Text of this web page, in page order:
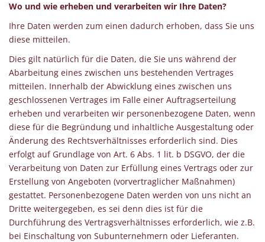
Wo und wie erheben und verarbeiten wir Ihre Daten?
Ihre Daten werden zum einen dadurch erhoben, dass Sie uns
diese mitteilen.
Dies gilt natürlich für die Daten, die Sie uns während der
Abarbeitung eines zwischen uns bestehenden Vertrages
mitteilen. Innerhalb der Abwicklung eines zwischen uns
geschlossenen Vertrages im Falle einer Auftragserteilung
erheben und verarbeiten wir personenbezogene Daten, wenn
diese für die Begründung und inhaltliche Ausgestaltung oder
Änderung des Rechtsverhältnisses erforderlich sind. Dies
erfolgt auf Grundlage von Art. 6 Abs. 1 lit. b DSGVO, der die
Verarbeitung von Daten zur Erfüllung eines Vertrags oder zur
Erstellung von Angeboten (vorvertraglicher Maßnahmen)
gestattet. Personenbezogene Daten werden von uns nicht an
Dritte weitergegeben, es sei denn dies ist für die
Durchführung des Vertragsverhältnisses erforderlich, wie z.B.
bei Einschaltung von Subunternehmern oder Lieferanten.